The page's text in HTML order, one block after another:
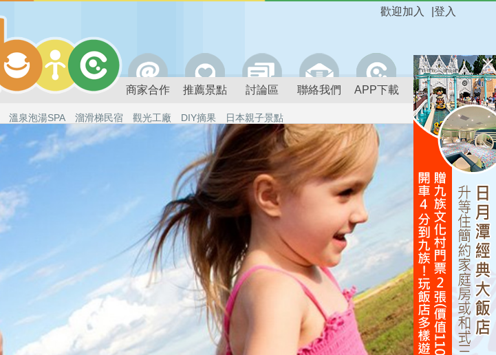
登入
歡迎加入
商家合作 推薦景點 討論區 聯絡我們 APP下載
溫泉泡湯SPA 溜滑梯民宿 觀光工廠 DIY摘果 日本親子景點